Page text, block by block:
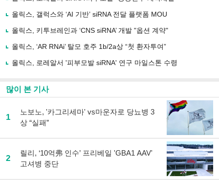
기
사
유
기
올릭스, 갤럭스와 ‘AI 기반’ siRNA 전달 플랫폼 MOU
올릭스, 키투브레인과 ‘CNS siRNA’ 개발 "옵션 계약"
올릭스, ‘AR RNAi’ 탈모 호주 1b/2a상 “첫 환자투여”
올릭스, 로레알서 '피부모발 siRNA' 연구 마일스톤 수령
많이 본 기사
1
노보노, '카그리세마' vs마운자로 당뇨병 3
상 “실패”
2
릴리, ‘10억弗 인수’ 프리베일 'GBA1 AAV'
고셔병 중단